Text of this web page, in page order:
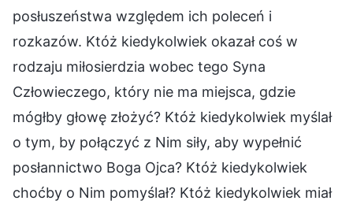
posłuszeństwa względem ich poleceń i
rozkazów. Któż kiedykolwiek okazał coś w
rodzaju miłosierdzia wobec tego Syna
Człowieczego, który nie ma miejsca, gdzie
mógłby głowę złożyć? Któż kiedykolwiek myślał
o tym, by połączyć z Nim siły, aby wypełnić
posłannictwo Boga Ojca? Któż kiedykolwiek
choćby o Nim pomyślał? Któż kiedykolwiek miał